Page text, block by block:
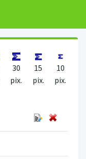
30
pix.
15
pix.
10
pix.